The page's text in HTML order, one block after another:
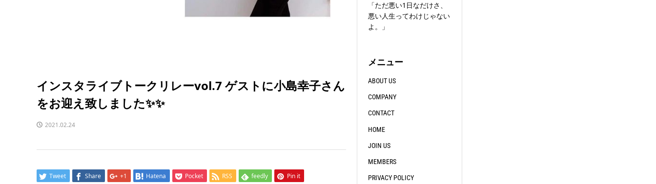
インスタライブトークリレーvol.7 ゲストに小島幸子さん
をお迎え致しました✨✨
2021.02.24
Tweet Share +1 Hatena Pocket RSS feedly Pin it
「ただ悪い1日なだけさ、
悪い人生ってわけじゃない
よ。」
メニュー
ABOUT US
COMPANY
CONTACT
HOME
JOIN US
MEMBERS
PRIVACY POLICY